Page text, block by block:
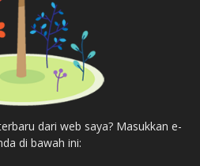
dari web saya? Masukkan e-
di bawah ini: